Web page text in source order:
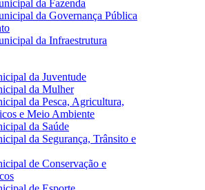
da Fazenda
da Governança Pública
da Infraestrutura
da Juventude
da Mulher
da Pesca, Agricultura,
e Meio Ambiente
da Saúde
da Segurança, Trânsito e
de Conservação e